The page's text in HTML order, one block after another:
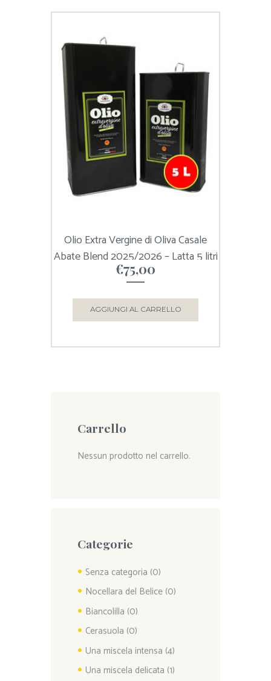
Olio Extra Vergine di Oliva Casale
Abate Blend 2025/2026 – Latta 5 litri
€75,00
AGGIUNGI AL CARRELLO
Carrello
Nessun prodotto nel carrello.
Categorie
Senza categoria (0)
Nocellara del Belice (0)
Biancolilla (0)
Cerasuola (0)
Una miscela intensa (4)
Una miscela delicata (1)